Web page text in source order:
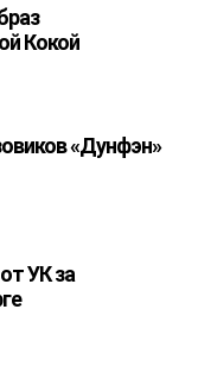
Кокой
«Дунфэн»
УК за